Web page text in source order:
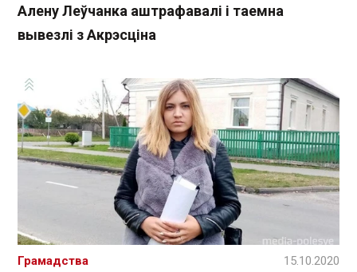
Алену Леўчанка аштрафавалі і таемна
вывезлі з Акрэсціна
Грамадства 15.10.2020